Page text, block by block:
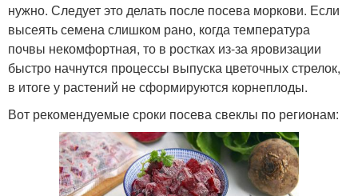
нужно. Следует это делать после посева моркови. Если
высеять семена слишком рано, когда температура
почвы некомфортная, то в ростках из-за яровизации
быстро начнутся процессы выпуска цветочных стрелок,
в итоге у растений не сформируются корнеплоды.
Вот рекомендуемые сроки посева свеклы по регионам: